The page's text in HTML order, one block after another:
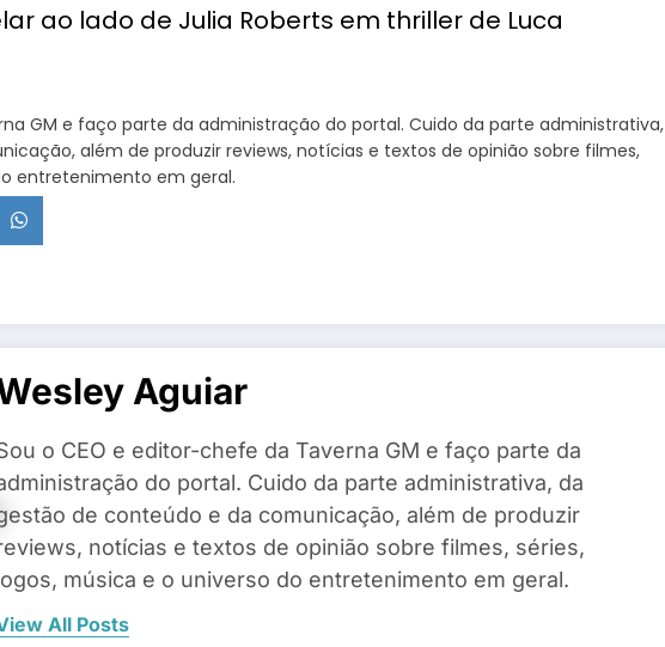
GM e faço parte da administração do portal. Cuido da parte administrativa,
além de produzir reviews, notícias e textos de opinião sobre filmes,
entretenimento em geral.
Aguiar
o CEO e editor-chefe da Taverna GM e faço parte da
do portal. Cuido da parte administrativa, da
de conteúdo e da comunicação, além de produzir
notícias e textos de opinião sobre filmes, séries,
música e o universo do entretenimento em geral.
All Posts